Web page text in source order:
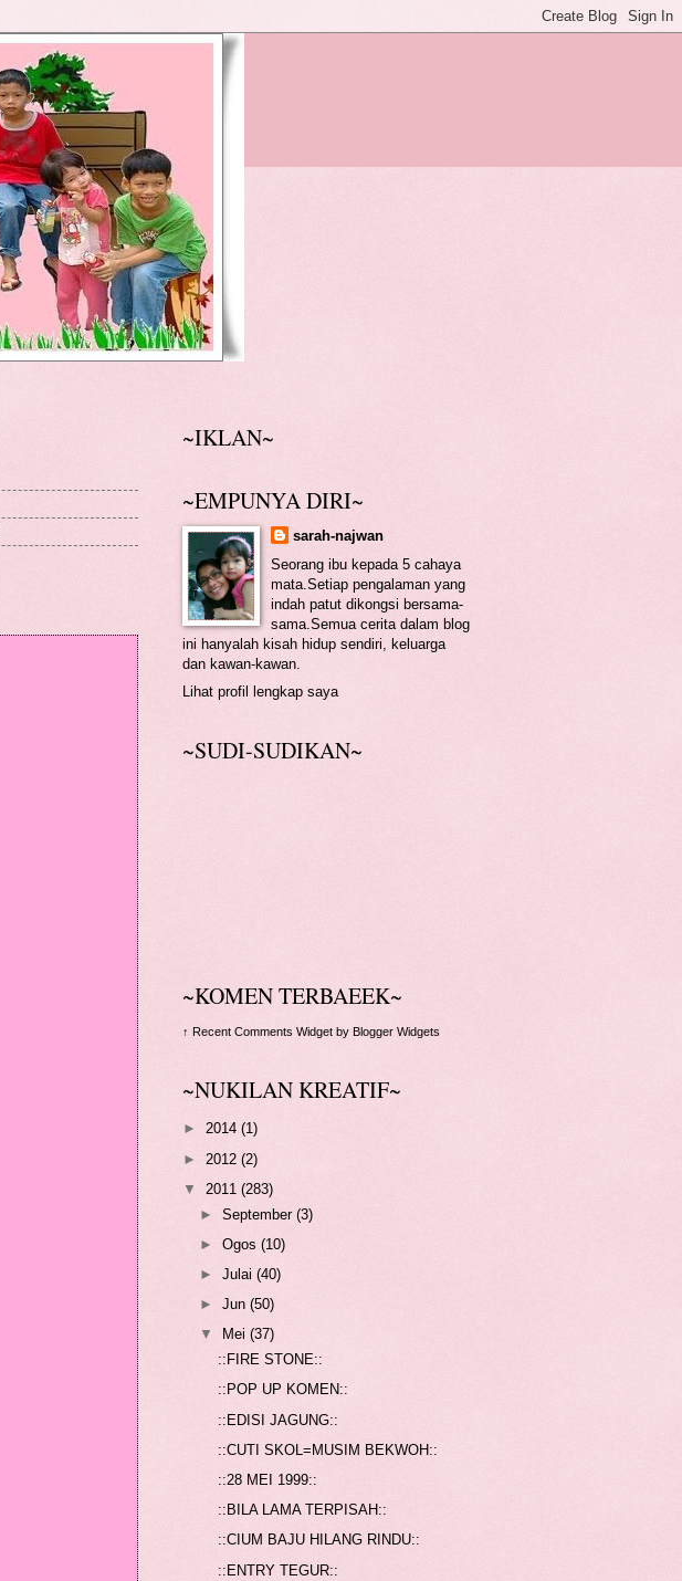
~IKLAN~
~EMPUNYA DIRI~
sarah-najwan
Seorang ibu kepada 5 cahaya
mata.Setiap pengalaman yang
indah patut dikongsi bersama-
sama.Semua cerita dalam blog
ini hanyalah kisah hidup sendiri, keluarga
dan kawan-kawan.
Lihat profil lengkap saya
~SUDI-SUDIKAN~
~KOMEN TERBAEEK~
↑ Recent Comments Widget by Blogger Widgets
~NUKILAN KREATIF~
► 2014 (1)
► 2012 (2)
▼ 2011 (283)
►September(3)
►Ogos(10)
►Julai(40)
►Jun(50)
▼
Mei(37)
::FIRE STONE::
::POP UP KOMEN::
::EDISI JAGUNG::
::CUTI SKOL=MUSIM BEKWOH::
::28 MEI 1999::
::BILA LAMA TERPISAH::
::CIUM BAJU HILANG RINDU::
::ENTRY TEGUR::